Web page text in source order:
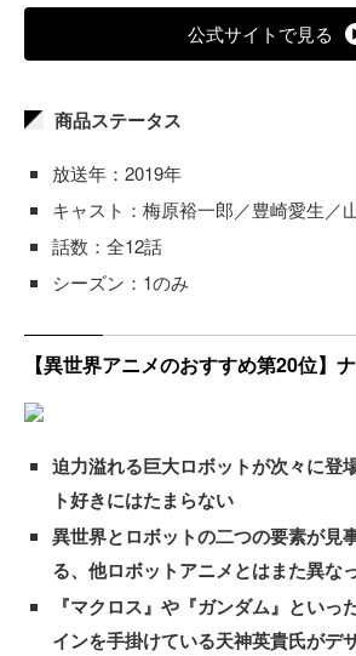
公式サイトで見る
商品ステータス
放送年：2019年
キャスト：梅原裕一郎／豊崎愛生／
話数：全12話
シーズン：1のみ
【異世界アニメのおすすめ第20位】
迫力溢れる巨大ロボットが次々に登
ト好きにはたまらない
異世界とロボットの二つの要素が見
る、他ロボットアニメとはまた異な
『マクロス』や『ガンダム』といっ
インを手掛けている天神英貴氏がデ